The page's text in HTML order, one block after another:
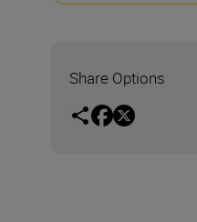
Share Options